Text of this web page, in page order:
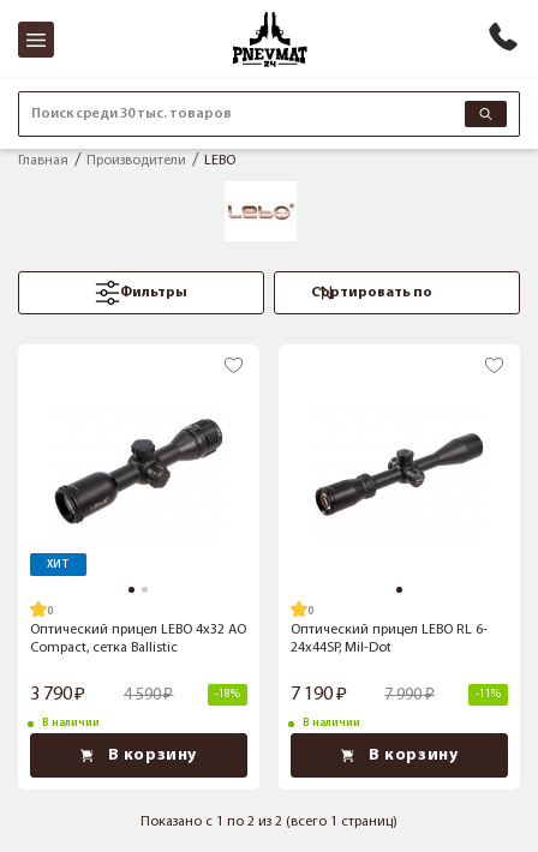
Поиск среди 30 тыс. товаров
Главная Производители LEBO
Фильтры
ХИТ
Оптический прицел LEBO 4x32 AO
Compact, сетка Ballistic
3 790 4 590 -18%
В наличии
В корзину
Оптический прицел LEBO RL 6-
24х44SP, Mil-Dot
7 190 7 990 -11%
В наличии
В корзину
Показано с 1 по 2 из 2 (всего 1 страниц)